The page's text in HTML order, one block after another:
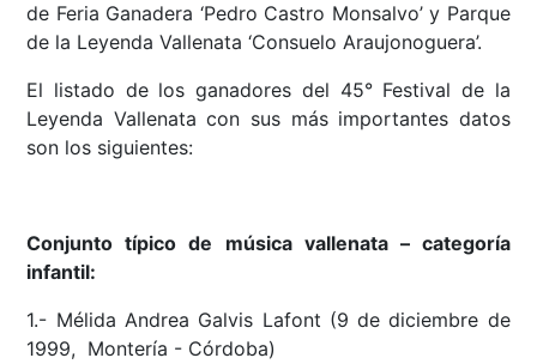
de Feria Ganadera ‘Pedro Castro Monsalvo’ y Parque
de la Leyenda Vallenata ‘Consuelo Araujonoguera’.
El listado de los ganadores del 45° Festival de la
Leyenda Vallenata con sus más importantes datos
son los siguientes:
Conjunto típico de música vallenata – categoría
infantil:
1.- Mélida Andrea Galvis Lafont (9 de diciembre de
1999, Montería - Córdoba)